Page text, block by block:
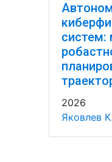
систем:
2026
Яковлев